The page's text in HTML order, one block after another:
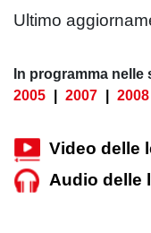
Ultimo
In programma
2005
2007 2008
Video delle
Audio delle